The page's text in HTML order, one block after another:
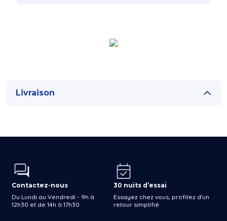
Livraison
Contactez-nous
Du Lundi au Vendredi - 9h à
12h30 et de 14h à 17h30
30 nuits d’essai
Essayez chez vous, profitez d'un
retour simplifié